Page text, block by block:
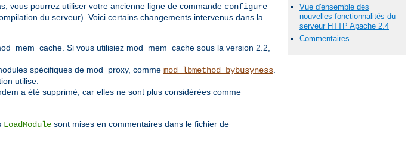
Vue d'ensemble des
nouvelles fonctionnalités du
serveur HTTP Apache 2.4
Commentaires
vous pourrez utiliser votre ancienne ligne de commande configure
du serveur). Voici certains changements intervenus dans la
Si vous utilisiez mod_mem_cache sous la version 2.2,
spécifiques de mod_proxy, comme mod_lbmethod_bybusyness
utilise.
a été supprimé, car elles ne sont plus considérées comme
LoadModule sont mises en commentaires dans le fichier de